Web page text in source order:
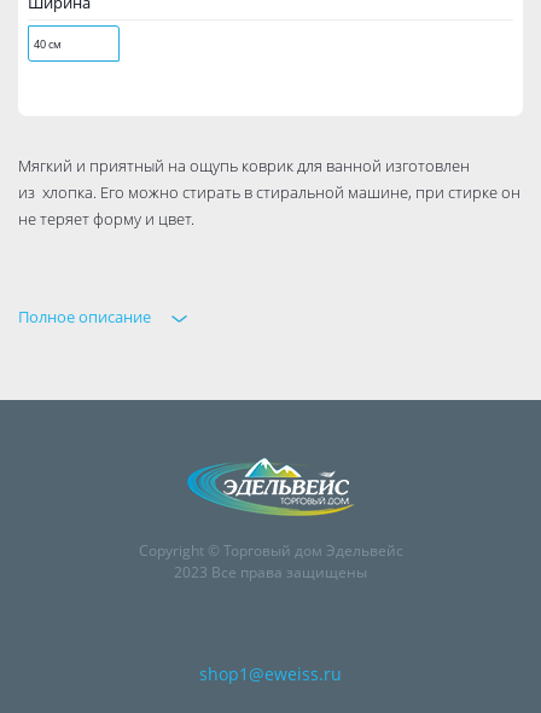
40 см
Мягкий и приятный на ощупь коврик для ванной изготовлен
из хлопка. Его можно стирать в стиральной машине, при стирке он
не теряет форму и цвет.
Полное описание
Copyright © Торговый дом Эдельвейс
2023 Все права защищены
shop1@eweiss.ru